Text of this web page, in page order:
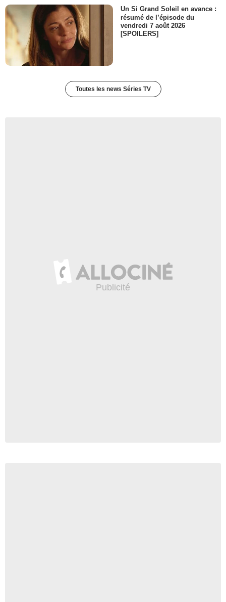
Un Si Grand Soleil en avance :
résumé de l’épisode du
vendredi 7 août 2026
[SPOILERS]
Toutes les news Séries TV